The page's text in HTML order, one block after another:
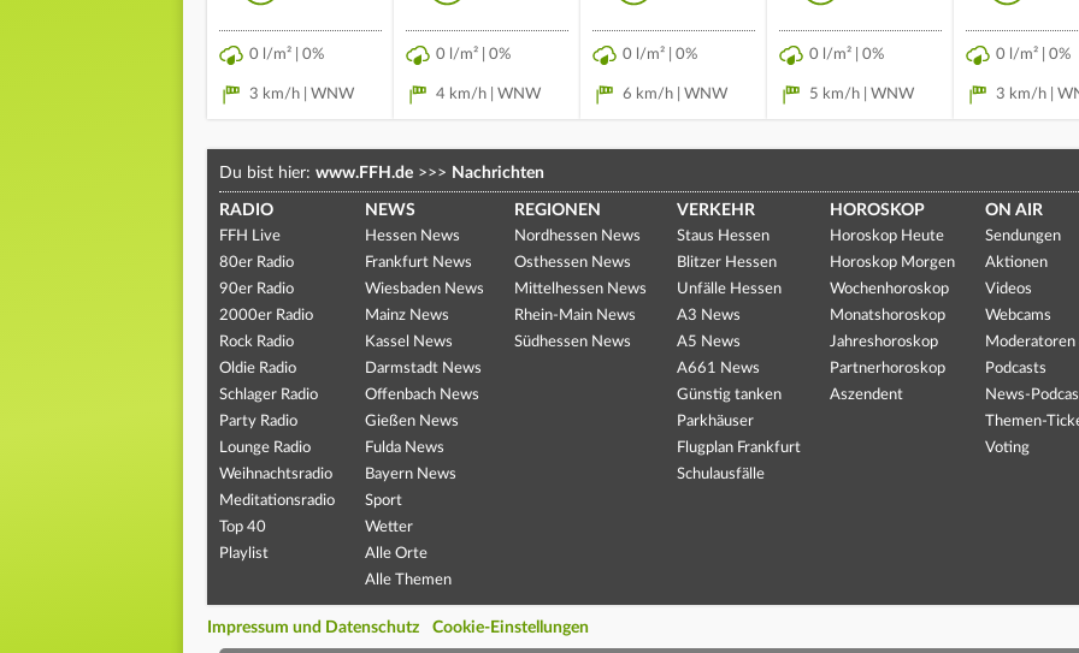
0 l/m² | 0%
3 km/h | WNW
0 l/m² | 0%
4 km/h | WNW
0 l/m² | 0%
6 km/h | WNW
0 l/m² | 0%
5 km/h | WNW
0 l/m² | 0%
3 km/h |
Du bist hier: www.FFH.de >>> Nachrichten
RADIO
FFH Live
80er Radio
90er Radio
2000er Radio
Rock Radio
Oldie Radio
Schlager Radio
Party Radio
Lounge Radio
Weihnachtsradio
Meditationsradio
Top 40
Playlist
NEWS
Hessen News
Frankfurt News
Wiesbaden News
Mainz News
Kassel News
Darmstadt News
Offenbach News
Gießen News
Fulda News
Bayern News
Sport
Wetter
Alle Orte
Alle Themen
REGIONEN
Nordhessen News
Osthessen News
Mittelhessen News
Rhein-Main News
Südhessen News
VERKEHR
Staus Hessen
Blitzer Hessen
Unfälle Hessen
A3 News
A5 News
A661 News
Günstig tanken
Parkhäuser
Flugplan Frankfurt
Schulausfälle
HOROSKOP
Horoskop Heute
Horoskop Morgen
Wochenhoroskop
Monatshoroskop
Jahreshoroskop
Partnerhoroskop
Aszendent
ON AIR
Sendungen
Aktionen
Videos
Webcams
Moderatoren
Podcasts
News-
Themen-
Voting
Impressum und Datenschutz Cookie-Einstellungen